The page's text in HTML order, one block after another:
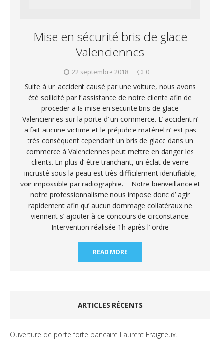
Mise en sécurité bris de glace
Valenciennes
22 septembre 2018 0
Suite à un accident causé par une voiture, nous avons
été sollicité par l’ assistance de notre cliente afin de
procéder à la mise en sécurité bris de glace
Valenciennes sur la porte d’ un commerce. L’ accident n’
a fait aucune victime et le préjudice matériel n’ est pas
très conséquent cependant un bris de glace dans un
commerce à Valenciennes peut mettre en danger les
clients. En plus d’ être tranchant, un éclat de verre
incrusté sous la peau est très difficilement identifiable,
voir impossible par radiographie. Notre bienveillance et
notre professionnalisme nous impose donc d’ agir
rapidement afin qu’ aucun dommage collatéraux ne
viennent s’ ajouter à ce concours de circonstance.
Intervention réalisée 1h après l’ ordre
READ MORE
ARTICLES RÉCENTS
Ouverture de porte forte bancaire Laurent Fraigneux.